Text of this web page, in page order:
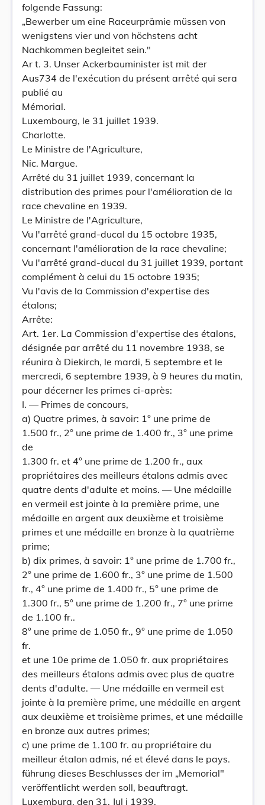
folgende Fassung:
„Bewerber um eine Raceurprämie müssen von
wenigstens vier und von höchstens acht
Nachkommen begleitet sein."
Ar t. 3. Unser Ackerbauminister ist mit der
Aus734 de l'exécution du présent arrêté qui sera
publié au
Mémorial.
Luxembourg, le 31 juillet 1939.
Charlotte.
Le Ministre de l'Agriculture,
Nic. Margue.
Arrêté du 31 juillet 1939, concernant la
distribution des primes pour l'amélioration de la
race chevaline en 1939.
Le Ministre de l'Agriculture,
Vu l'arrêté grand-ducal du 15 octobre 1935,
concernant l'amélioration de la race chevaline;
Vu l'arrêté grand-ducal du 31 juillet 1939, portant
complément à celui du 15 octobre 1935;
Vu l'avis de la Commission d'expertise des
étalons;
Arrête:
Art. 1er. La Commission d'expertise des étalons,
désignée par arrêté du 11 novembre 1938, se
réunira à Diekirch, le mardi, 5 septembre et le
mercredi, 6 septembre 1939, à 9 heures du matin,
pour décerner les primes ci-après:
I. — Primes de concours,
a) Quatre primes, à savoir: 1° une prime de
1.500 fr., 2° une prime de 1.400 fr., 3° une prime
de
1.300 fr. et 4° une prime de 1.200 fr., aux
propriétaires des meilleurs étalons admis avec
quatre dents d'adulte et moins. — Une médaille
en vermeil est jointe à la première prime, une
médaille en argent aux deuxième et troisième
primes et une médaille en bronze à la quatrième
prime;
b) dix primes, à savoir: 1° une prime de 1.700 fr.,
2° une prime de 1.600 fr., 3° une prime de 1.500
fr., 4° une prime de 1.400 fr., 5° une prime de
1.300 fr., 5° une prime de 1.200 fr., 7° une prime
de 1.100 fr..
8° une prime de 1.050 fr., 9° une prime de 1.050
fr.
et une 10e prime de 1.050 fr. aux propriétaires
des meilleurs étalons admis avec plus de quatre
dents d'adulte. — Une médaille en vermeil est
jointe à la première prime, une médaille en argent
aux deuxième et troisième primes, et une médaille
en bronze aux autres primes;
c) une prime de 1.100 fr. au propriétaire du
meilleur étalon admis, né et élevé dans le pays.
führung dieses Beschlusses der im „Memorial"
veröffentlicht werden soll, beauftragt.
Luxemburg, den 31. Jul i 1939.